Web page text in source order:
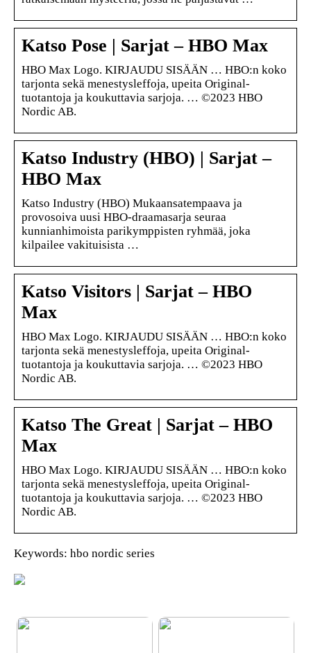
Katso Pose | Sarjat – HBO Max
HBO Max Logo. KIRJAUDU SISÄÄN … HBO:n koko
tarjonta sekä menestysleffoja, upeita Original-
tuotantoja ja koukuttavia sarjoja. … ©2023 HBO
Nordic AB.
Katso Industry (HBO) | Sarjat –
HBO Max
Katso Industry (HBO) Mukaansatempaava ja
provosoiva uusi HBO-draamasarja seuraa
kunnianhimoista parikymppisten ryhmää, joka
kilpailee vakituisista …
Katso Visitors | Sarjat – HBO
Max
HBO Max Logo. KIRJAUDU SISÄÄN … HBO:n koko
tarjonta sekä menestysleffoja, upeita Original-
tuotantoja ja koukuttavia sarjoja. … ©2023 HBO
Nordic AB.
Katso The Great | Sarjat – HBO
Max
HBO Max Logo. KIRJAUDU SISÄÄN … HBO:n koko
tarjonta sekä menestysleffoja, upeita Original-
tuotantoja ja koukuttavia sarjoja. … ©2023 HBO
Nordic AB.
Keywords: hbo nordic series